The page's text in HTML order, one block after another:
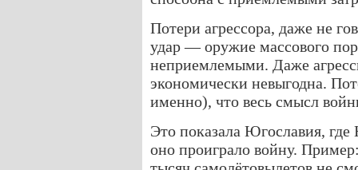
Потери агрессора, даже не
удар — оружие массового
неприемлемыми. Даже
экономически невыгодна.
именно), что весь смысл
Это показала Югославия,
оно проиграло войну.